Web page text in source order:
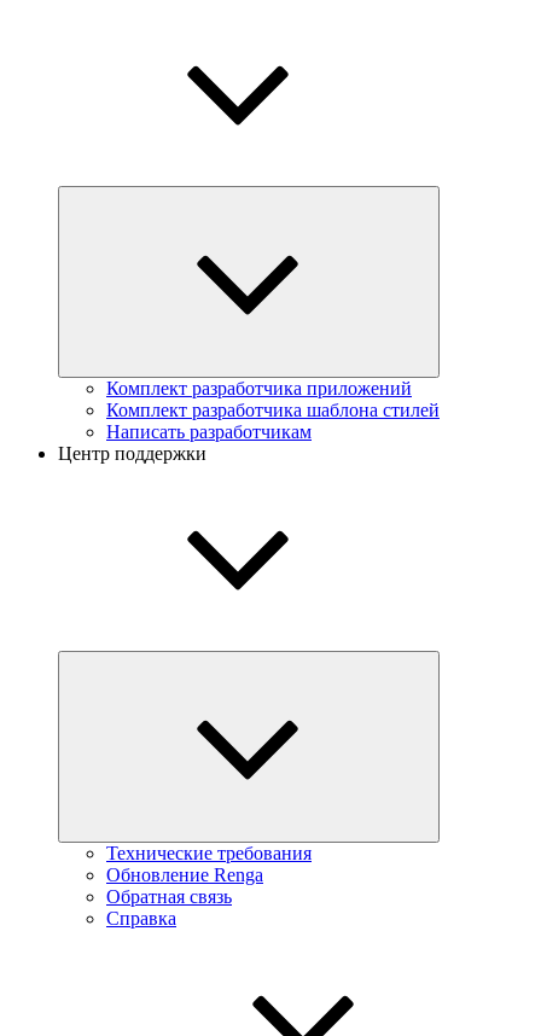
Комплект разработчика приложений
Комплект разработчика шаблона стилей
Написать разработчикам
Центр поддержки
Технические требования
Обновление Renga
Обратная связь
Справка